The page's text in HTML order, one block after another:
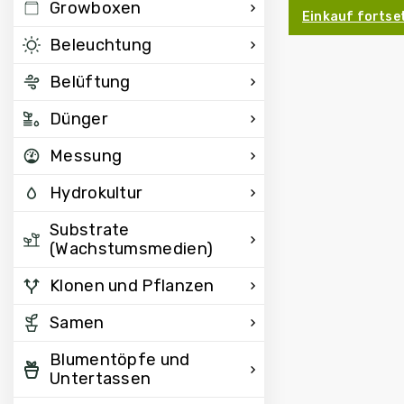
Growboxen
Beleuchtung
Belüftung
Dünger
Messung
Hydrokultur
Substrate
(Wachstumsmedien)
Klonen und Pflanzen
Samen
Blumentöpfe und
Untertassen
Einkauf